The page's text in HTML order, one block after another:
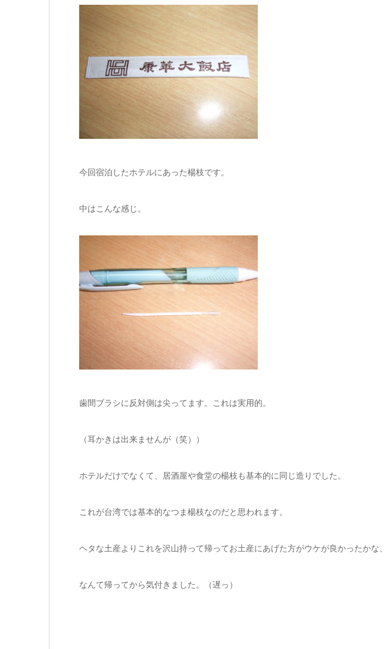
今回宿泊したホテルにあった楊枝です。
中はこんな感じ。
歯間ブラシに反対側は尖ってます。これは実用的。
（耳かきは出来ませんが（笑））
ホテルだけでなくて、居酒屋や食堂の楊枝も基本的に同じ造りでした。
これが台湾では基本的なつま楊枝なのだと思われます。
ヘタな土産よりこれを沢山持って帰ってお土産にあげた方がウケが良かったかな、
なんて帰ってから気付きました。（遅っ）